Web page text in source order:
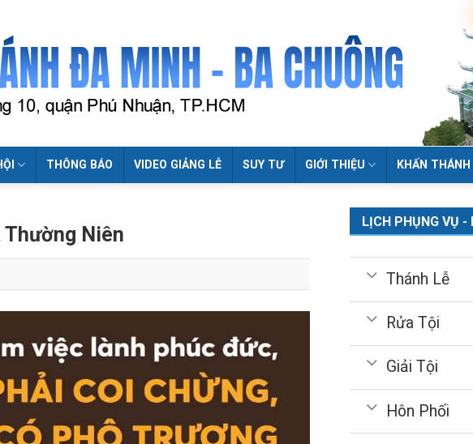
THÔNG BÁO VIDEO GIẢNG LỄ SUY TƯ GIỚI THIỆU KHẤN
Thường Niên
LỊCH PHỤNG VỤ -
Thánh Lễ
Rửa Tội
Giải Tội
Hôn Phối